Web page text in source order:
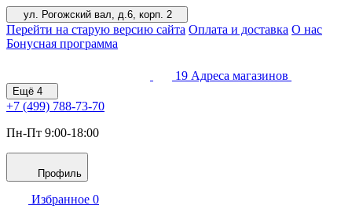
ул. Рогожский вал, д.6, корп. 2
Перейти на старую версию сайта Оплата и доставка О нас
Бонусная программа
19 Адреса магазинов
Ещё 4
+7 (499) 788-73-70
Пн-Пт 9:00-18:00
Профиль
Избранное 0